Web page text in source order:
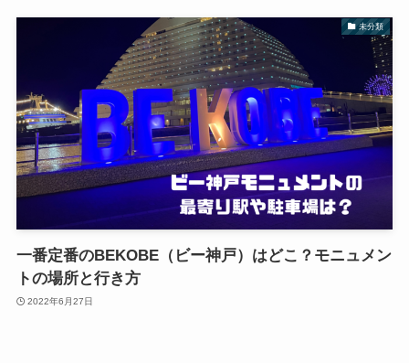
未分類
一番定番のBEKOBE（ビー神戸）はどこ？モニュメン
トの場所と行き方
2022年6月27日